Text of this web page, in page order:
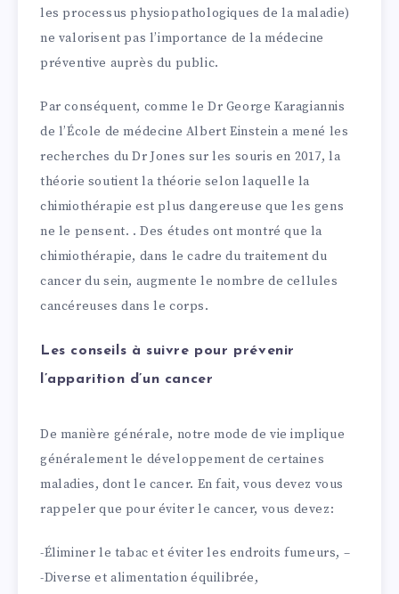
les processus physiopathologiques de la maladie)
ne valorisent pas l’importance de la médecine
préventive auprès du public.
Par conséquent, comme le Dr George Karagiannis
de l’École de médecine Albert Einstein a mené les
recherches du Dr Jones sur les souris en 2017, la
théorie soutient la théorie selon laquelle la
chimiothérapie est plus dangereuse que les gens
ne le pensent. . Des études ont montré que la
chimiothérapie, dans le cadre du traitement du
cancer du sein, augmente le nombre de cellules
cancéreuses dans le corps.
Les conseils à suivre pour prévenir
l’apparition d’un cancer
De manière générale, notre mode de vie implique
généralement le développement de certaines
maladies, dont le cancer. En fait, vous devez vous
rappeler que pour éviter le cancer, vous devez:
-Éliminer le tabac et éviter les endroits fumeurs, –
-Diverse et alimentation équilibrée,